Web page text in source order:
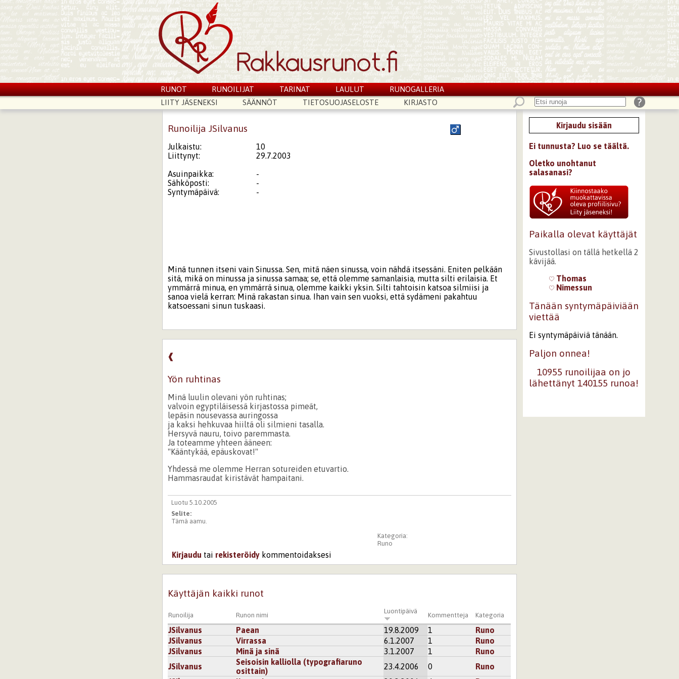
RUNOT RUNOILIJAT TARINAT LAULUT
RUNOGALLERIA
LIITY JÄSENEKSI
SÄÄNNÖT TIETOSUOJASELOSTE KIRJASTO
Runoilija JSilvanus
Julkaistu:
10
Liittynyt:
29.7.2003
Asuinpaikka:
-
Sähköposti:
-
Syntymäpäivä:
-
Minä tunnen itseni vain Sinussa. Sen, mitä näen sinussa, voin nähdä itsessäni. Eniten pelkään
sitä, mikä on minussa ja sinussa samaa; se, että olemme samanlaisia, mutta silti erilaisia. Et
ymmärrä minua, en ymmärrä sinua, olemme kaikki yksin. Silti tahtoisin katsoa silmiisi ja
sanoa vielä kerran: Minä rakastan sinua. Ihan vain sen vuoksi, että sydämeni pakahtuu
katsoessani sinun tuskaasi.
❰
Yön ruhtinas
Minä luulin olevani yön ruhtinas;
valvoin egyptiläisessä kirjastossa pimeät,
lepäsin nousevassa auringossa
ja kaksi hehkuvaa hiiltä oli silmieni tasalla.
Hersyvä nauru, toivo paremmasta.
Ja toteamme yhteen ääneen:
"Kääntykää, epäuskovat!"
Yhdessä me olemme Herran sotureiden etuvartio.
Hammasraudat kiristävät hampaitani.
Luotu 5.10.2005
Selite:
Tämä aamu.
Kategoria:
Runo
Kirjaudu tai rekisteröidy kommentoidaksesi
Käyttäjän kaikki runot
Runoilija Runon nimi
Luontipäivä
Kommentteja Kategoria
JSilvanus Paean 19.8.2009 1
Runo
JSilvanus
Virrassa 6.1.2007 1
Runo
JSilvanus
Minä ja sinä 3.1.2007 1
Runo
JSilvanus
Seisoisin kalliolla (typografiaruno
osittain)
23.4.2006 0
Runo
Kirjaudu sisään
Ei tunnusta? Luo se täältä.
Oletko unohtanut
salasanasi?
Paikalla olevat käyttäjät
Sivustollasi on tällä hetkellä 2
kävijää.
Thomas
Nimessun
Tänään syntymäpäiviään
viettää
Ei syntymäpäiviä tänään.
Paljon onnea!
10955 runoilijaa on jo
lähettänyt 140155 runoa!